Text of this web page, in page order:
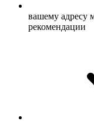
вашему адресу
рекомендации